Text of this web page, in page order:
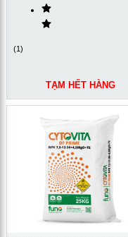
(1)
TẠM HẾT HÀNG